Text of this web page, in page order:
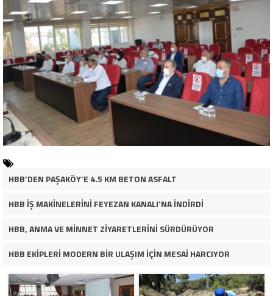
HBB’DEN PAŞAKÖY’E 4.5 KM BETON ASFALT
HBB İŞ MAKİNELERİNİ FEYEZAN KANALI’NA İNDİRDİ
HBB, ANMA VE MİNNET ZİYARETLERİNİ SÜRDÜRÜYOR
HBB EKİPLERİ MODERN BİR ULAŞIM İÇİN MESAİ HARCIYOR